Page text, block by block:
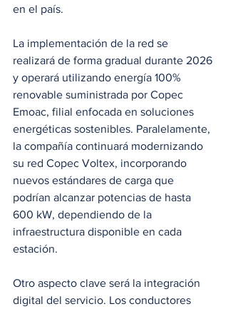
en el país.
La implementación de la red se
realizará de forma gradual durante 2026
y operará utilizando energía 100%
renovable suministrada por Copec
Emoac, filial enfocada en soluciones
energéticas sostenibles. Paralelamente,
la compañía continuará modernizando
su red Copec Voltex, incorporando
nuevos estándares de carga que
podrían alcanzar potencias de hasta
600 kW, dependiendo de la
infraestructura disponible en cada
estación.
Otro aspecto clave será la integración
digital del servicio. Los conductores